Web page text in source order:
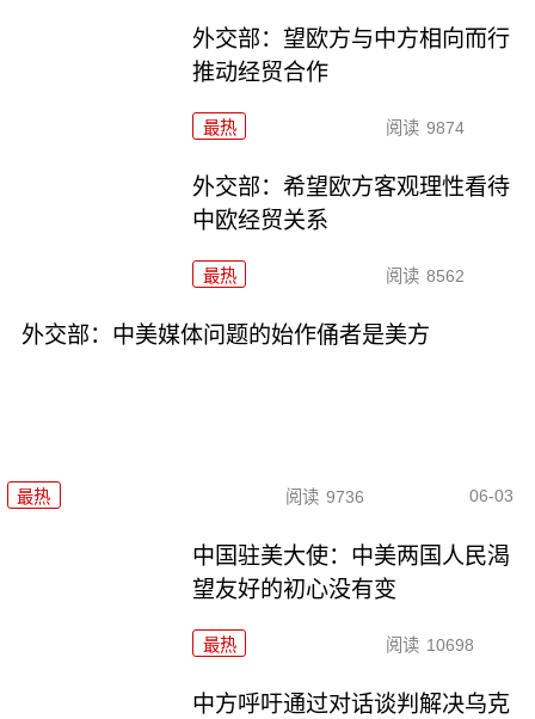
外交部：望欧方与中方相向而行
推动经贸合作
最热 阅读 9874
外交部：希望欧方客观理性看待
中欧经贸关系
最热 阅读 8562
外交部：中美媒体问题的始作俑者是美方
最热 阅读 9736 06-03
中国驻美大使：中美两国人民渴
望友好的初心没有变
最热 阅读 10698
中方呼吁通过对话谈判解决乌克